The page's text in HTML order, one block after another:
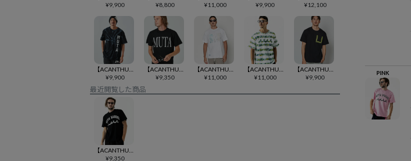
¥9,900
¥8,800
¥11,000
¥9,900
¥12,100
¥9,900
¥9,350
¥11,000
¥11,000
¥9,900
最近閲覧した商品
¥9,350
PINK